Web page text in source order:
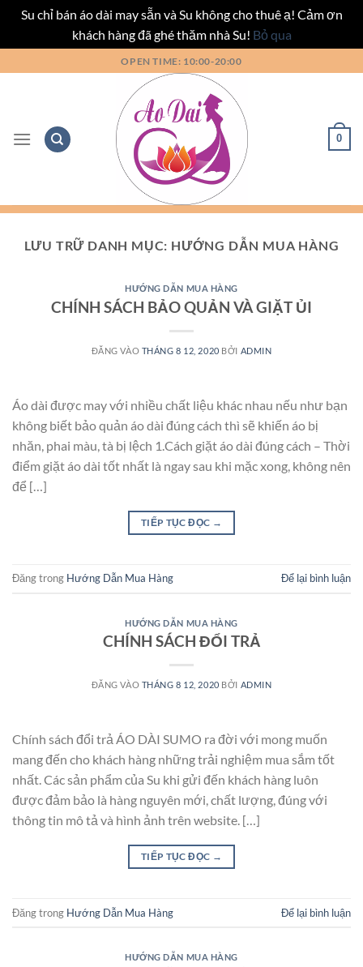
Su chỉ bán áo dài may sẵn và Su không cho thuê ạ! Cảm ơn
khách hàng đã ghé thăm nhà Su! Bỏ qua
qua
OPEN TIME: 10:00-20:00
0
LƯU TRỮ DANH MỤC: HƯỚNG DẪN MUA HÀNG
HƯỚNG DẪN MUA HÀNG
CHÍNH SÁCH BẢO QUẢN VÀ GIẶT ỦI
ĐĂNG VÀO THÁNG 8 12, 2020 BỞI ADMIN
Áo dài được may với nhiều chất liệu khác nhau nếu như bạn
không biết bảo quản áo dài đúng cách thì sẽ khiến áo bị
nhăn, phai màu, tà bị lệch 1.Cách giặt áo dài đúng cách – Thời
điểm giặt áo dài tốt nhất là ngay sau khi mặc xong, không nên
để […]
TIẾP TỤC ĐỌC →
Đăng trong Hướng Dẫn Mua Hàng Để lại bình luận
HƯỚNG DẪN MUA HÀNG
CHÍNH SÁCH ĐỔI TRẢ
ĐĂNG VÀO THÁNG 8 12, 2020 BỞI ADMIN
Chính sách đổi trả ÁO DÀI SUMO ra đời với mong muốn
mang đến cho khách hàng những trải nghiệm mua sắm tốt
nhất. Các sản phẩm của Su khi gửi đến khách hàng luôn
được đảm bảo là hàng nguyên mới, chất lượng, đúng với
thông tin mô tả và hình ảnh trên website. […]
TIẾP TỤC ĐỌC →
Đăng trong Hướng Dẫn Mua Hàng Để lại bình luận
HƯỚNG DẪN MUA HÀNG